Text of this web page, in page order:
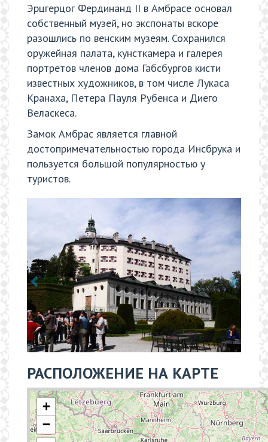
Эрцгерцог Фердинанд II в Амбрасе основал
собственный музей, но экспонаты вскоре
разошлись по венским музеям. Сохранился
оружейная палата, кунсткамера и галерея
портретов членов дома Габсбургов кисти
известных художников, в том числе Лукаса
Кранаха, Петера Пауля Рубенса и Диего
Веласкеса.
Замок Амбрас является главной
достопримечательностью города Инсбрука и
пользуется большой популярностью у
туристов.
РАСПОЛОЖЕНИЕ НА КАРТЕ
+
−